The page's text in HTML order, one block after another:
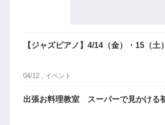
【ジャズピアノ】4/14（金）・15（
04/12 , イベント
出張お料理教室 スーパーで見かける